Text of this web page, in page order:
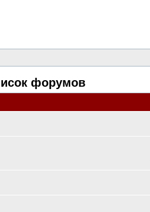
форумов